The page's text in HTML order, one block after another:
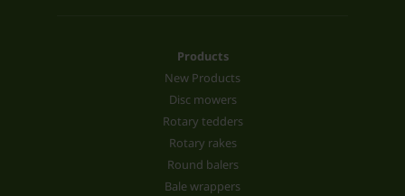
Products
New Products
Disc mowers
Rotary tedders
Rotary rakes
Round balers
Bale wrappers